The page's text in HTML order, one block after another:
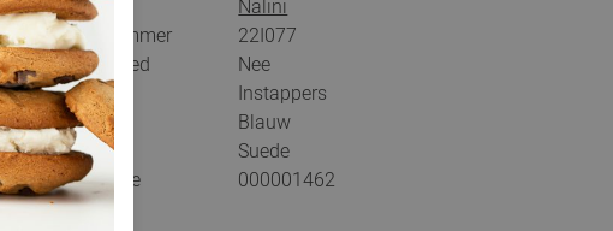
Merk
Nalini
Artikelnummer
22I077
Los voetbed
Nee
Categorie
Instappers
Kleur
Blauw
Materiaal
Suede
Bestelcode
000001462